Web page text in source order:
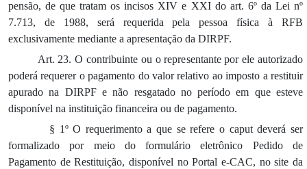
pensão, de que tratam os incisos XIV e XXI do art. 6º da Lei nº
7.713, de 1988, será requerida pela pessoa física à RFB
exclusivamente mediante a apresentação da DIRPF.
Art. 23. O contribuinte ou o representante por ele autorizado
poderá requerer o pagamento do valor relativo ao imposto a restituir
apurado na DIRPF e não resgatado no período em que esteve
disponível na instituição financeira ou de pagamento.
§ 1º O requerimento a que se refere o caput deverá ser
formalizado por meio do formulário eletrônico Pedido de
Pagamento de Restituição, disponível no Portal e-CAC, no site da